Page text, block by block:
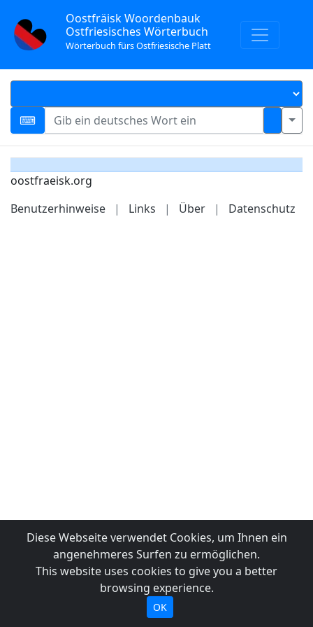
Oostfräisk Woordenbauk
Ostfriesisches Wörterbuch
Wörterbuch fürs Ostfriesische Platt
oostfraeisk.org
Benutzerhinweise
| Links | Über | Datenschutz
Diese Webseite verwendet Cookies, um Ihnen ein
angenehmeres Surfen zu ermöglichen.
This website uses cookies to give you a better
browsing experience.
OK